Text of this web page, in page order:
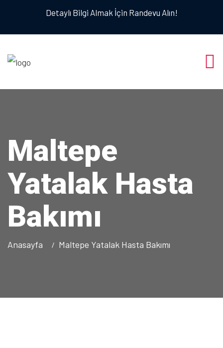
Detaylı Bilgi Almak İçin Randevu Alın!
Maltepe
Yatalak Hasta
Bakımı
Anasayfa Maltepe Yatalak Hasta Bakımı